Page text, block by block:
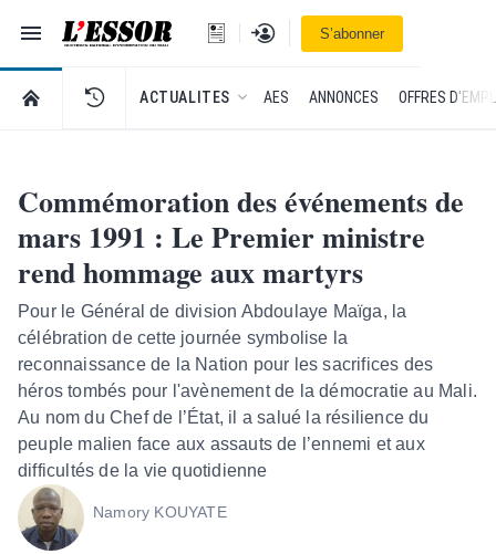
Navigation
L'Essor - retour à la une
Se connecterS’abonner
RETOUR À LA PAGE D’ACCUEIL DE L'ESSOR
ACTUALITES AES ANNONCES OFFRES
Commémoration des événements de
mars 1991 : Le Premier ministre
rend hommage aux martyrs
Pour le Général de division Abdoulaye Maïga, la
célébration de cette journée symbolise la
reconnaissance de la Nation pour les sacrifices des
héros tombés pour l'avènement de la démocratie au Mali.
Au nom du Chef de l’État, il a salué la résilience du
peuple malien face aux assauts de l’ennemi et aux
difficultés de la vie quotidienne
Namory KOUYATE